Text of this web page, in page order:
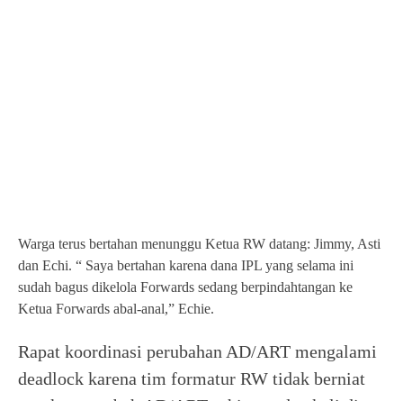
Warga terus bertahan menunggu Ketua RW datang: Jimmy, Asti
dan Echi. “ Saya bertahan karena dana IPL yang selama ini
sudah bagus dikelola Forwards sedang berpindahtangan ke
Ketua Forwards abal-anal,” Echie.
Rapat koordinasi perubahan AD/ART mengalami
deadlock karena tim formatur RW tidak berniat